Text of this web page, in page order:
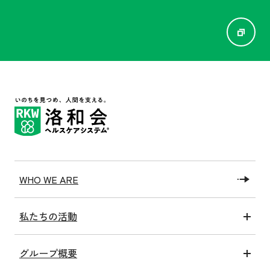
WHO WE ARE
私たちの活動
医療アクト
介護アクト
グループ概要